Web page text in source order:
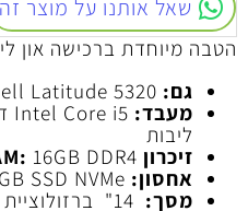
שאל אותנו על מוצר זה
הטבה מיוחדת ברכישה און
גם:
מעבד:
ליבות
זיכרון RAM: ‎16GB DDR4
אחסון:
מסך: